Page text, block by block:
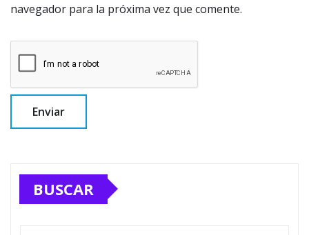
navegador para la próxima vez que comente.
BUSCAR